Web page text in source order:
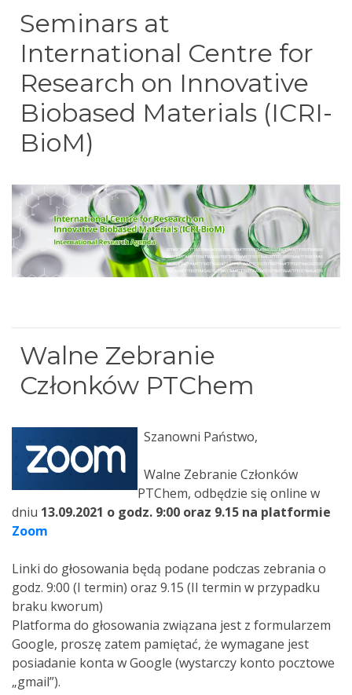
Seminars at
International Centre for
Research on Innovative
Biobased Materials (ICRI-
BioM)
Walne Zebranie
Członków PTChem
Szanowni Państwo,
Walne Zebranie Członków
PTChem, odbędzie się online w
dniu 13.09.2021 o godz. 9:00 oraz 9.15 na platformie
Zoom
Linki do głosowania będą podane podczas zebrania o
godz. 9:00 (I termin) oraz 9.15 (II termin w przypadku
braku kworum)
Platforma do głosowania związana jest z formularzem
Google, proszę zatem pamiętać, że wymagane jest
posiadanie konta w Google (wystarczy konto pocztowe
„gmail”).